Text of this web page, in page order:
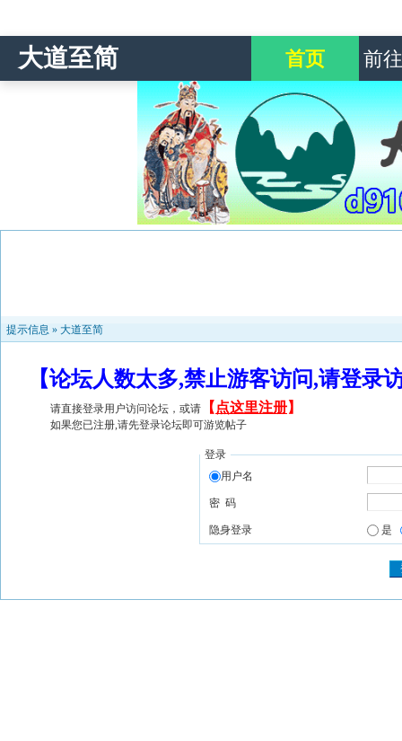
大道至简 首页 前
提示信息 » 大道至简
【论坛人数太多,禁止游客访问,请登
请直接登录用户访问论坛，或请 【 点这里注册】
如果您已注册,请先登录论坛即可游览帖子
登录
用户名
密 码
隐身登录 是